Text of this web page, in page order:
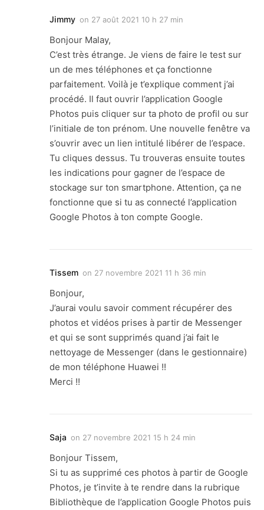
Jimmy on 27 août 2021 10 h 27 min
Bonjour Malay,
C’est très étrange. Je viens de faire le test sur
un de mes téléphones et ça fonctionne
parfaitement. Voilà je t’explique comment j’ai
procédé. Il faut ouvrir l’application Google
Photos puis cliquer sur ta photo de profil ou sur
l’initiale de ton prénom. Une nouvelle fenêtre va
s’ouvrir avec un lien intitulé libérer de l’espace.
Tu cliques dessus. Tu trouveras ensuite toutes
les indications pour gagner de l’espace de
stockage sur ton smartphone. Attention, ça ne
fonctionne que si tu as connecté l’application
Google Photos à ton compte Google.
Tissem on 27 novembre 2021 11 h 36 min
Bonjour,
J’aurai voulu savoir comment récupérer des
photos et vidéos prises à partir de Messenger
et qui se sont supprimés quand j’ai fait le
nettoyage de Messenger (dans le gestionnaire)
de mon téléphone Huawei !!
Merci !!
Saja on 27 novembre 2021 15 h 24 min
Bonjour Tissem,
Si tu as supprimé ces photos à partir de Google
Photos, je t’invite à te rendre dans la rubrique
Bibliothèque de l’application Google Photos puis